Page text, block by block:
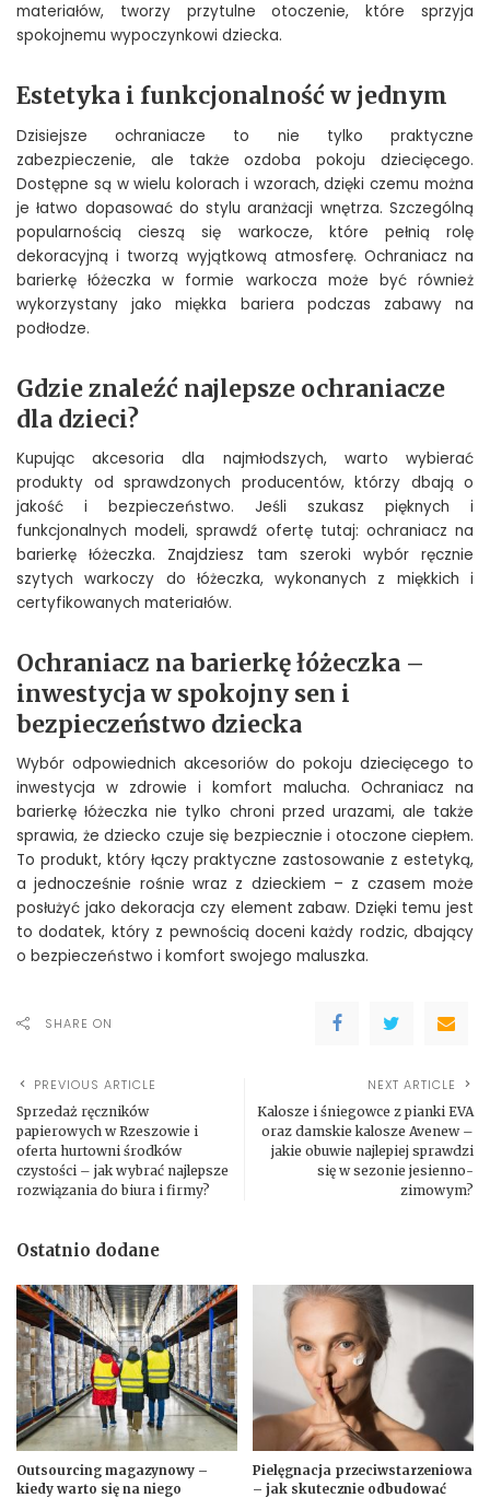
materiałów, tworzy przytulne otoczenie, które sprzyja
spokojnemu wypoczynkowi dziecka.
Estetyka i funkcjonalność w jednym
Dzisiejsze ochraniacze to nie tylko praktyczne
zabezpieczenie, ale także ozdoba pokoju dziecięcego.
Dostępne są w wielu kolorach i wzorach, dzięki czemu można
je łatwo dopasować do stylu aranżacji wnętrza. Szczególną
popularnością cieszą się warkocze, które pełnią rolę
dekoracyjną i tworzą wyjątkową atmosferę. Ochraniacz na
barierkę łóżeczka w formie warkocza może być również
wykorzystany jako miękka bariera podczas zabawy na
podłodze.
Gdzie znaleźć najlepsze ochraniacze
dla dzieci?
Kupując akcesoria dla najmłodszych, warto wybierać
produkty od sprawdzonych producentów, którzy dbają o
jakość i bezpieczeństwo. Jeśli szukasz pięknych i
funkcjonalnych modeli, sprawdź ofertę tutaj: ochraniacz na
barierkę łóżeczka. Znajdziesz tam szeroki wybór ręcznie
szytych warkoczy do łóżeczka, wykonanych z miękkich i
certyfikowanych materiałów.
Ochraniacz na barierkę łóżeczka –
inwestycja w spokojny sen i
bezpieczeństwo dziecka
Wybór odpowiednich akcesoriów do pokoju dziecięcego to
inwestycja w zdrowie i komfort malucha. Ochraniacz na
barierkę łóżeczka nie tylko chroni przed urazami, ale także
sprawia, że dziecko czuje się bezpiecznie i otoczone ciepłem.
To produkt, który łączy praktyczne zastosowanie z estetyką,
a jednocześnie rośnie wraz z dzieckiem – z czasem może
posłużyć jako dekoracja czy element zabaw. Dzięki temu jest
to dodatek, który z pewnością doceni każdy rodzic, dbający
o bezpieczeństwo i komfort swojego maluszka.
SHARE ON
PREVIOUS ARTICLE
Sprzedaż ręczników
papierowych w Rzeszowie i
oferta hurtowni środków
czystości – jak wybrać najlepsze
rozwiązania do biura i firmy?
NEXT ARTICLE
Kalosze i śniegowce z pianki EVA
oraz damskie kalosze Avenew –
jakie obuwie najlepiej sprawdzi
się w sezonie jesienno-
zimowym?
Ostatnio dodane
Outsourcing magazynowy –
kiedy warto się na niego
Pielęgnacja przeciwstarzeniowa
– jak skutecznie odbudować